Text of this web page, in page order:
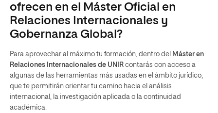
ofrecen en el Máster Oficial en
Relaciones Internacionales y
Gobernanza Global?
Para aprovechar al máximo tu formación, dentro del Máster en
Relaciones Internacionales de UNIR contarás con acceso a
algunas de las herramientas más usadas en el ámbito jurídico,
que te permitirán orientar tu camino hacia el análisis
internacional, la investigación aplicada o la continuidad
académica.